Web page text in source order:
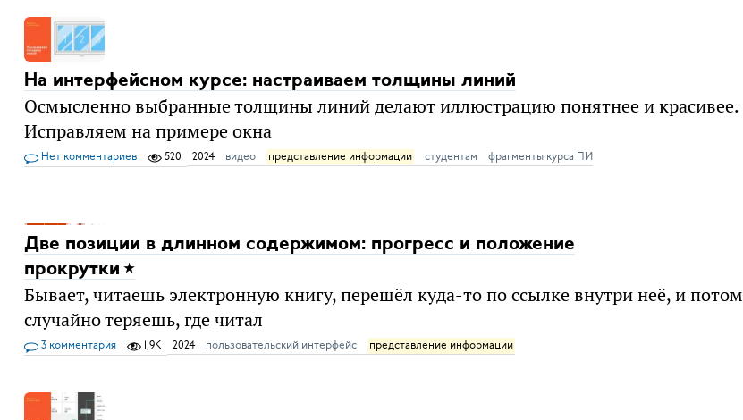
На интерфейсном курсе: настраиваем толщины линий
Осмысленно выбранные толщины линий делают иллюстрацию понятнее и красивее.
Исправляем на примере окна
Нет комментариев 520 2024 видео представление информации студентам фрагменты курса ПИ
Две позиции в длинном содержимом: прогресс и положение
прокрутки
Бывает, читаешь электронную книгу, перешёл куда-то по ссылке внутри неё, и потом
случайно теряешь, где читал
3 комментария 1,9K 2024 пользовательский интерфейс представление информации